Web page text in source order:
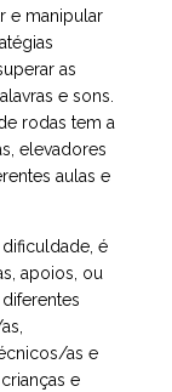
e manipular
as
e sons.
rodas tem a
elevadores
aulas e
é
apoios, ou
as e
e